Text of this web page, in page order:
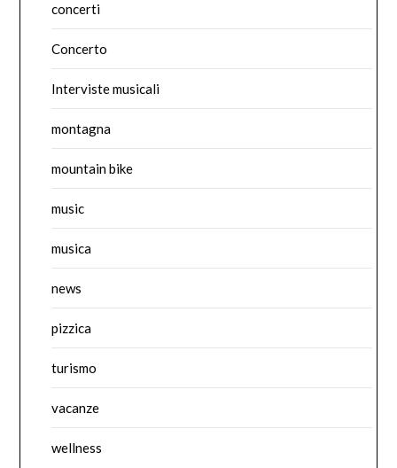
concerti
Concerto
Interviste musicali
montagna
mountain bike
music
musica
news
pizzica
turismo
vacanze
wellness